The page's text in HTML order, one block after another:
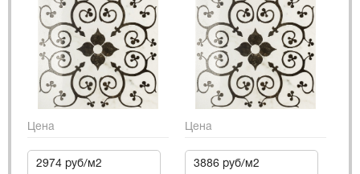
Цена
2974 руб/м2
Цена
3886 руб/м2